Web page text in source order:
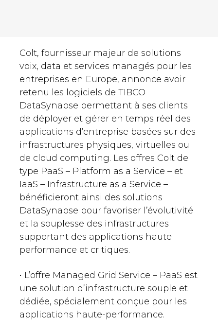
Colt, fournisseur majeur de solutions
voix, data et services managés pour les
entreprises en Europe, annonce avoir
retenu les logiciels de TIBCO
DataSynapse permettant à ses clients
de déployer et gérer en temps réel des
applications d’entreprise basées sur des
infrastructures physiques, virtuelles ou
de cloud computing. Les offres Colt de
type PaaS – Platform as a Service – et
IaaS – Infrastructure as a Service –
bénéficieront ainsi des solutions
DataSynapse pour favoriser l’évolutivité
et la souplesse des infrastructures
supportant des applications haute-
performance et critiques.
• L’offre Managed Grid Service – PaaS est
une solution d’infrastructure souple et
dédiée, spécialement conçue pour les
applications haute-performance.